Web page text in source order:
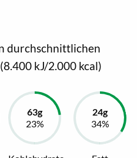
durchschnittlichen
kJ/2.000 kcal)